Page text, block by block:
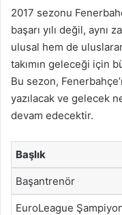
2017 sezonu
başarı yılı değil, aynı
ulusal hem de
takımın geleceği için
Bu sezon,
yazılacak ve gelecek
devam edecektir.
Başlık
Başantrenör
EuroLeague